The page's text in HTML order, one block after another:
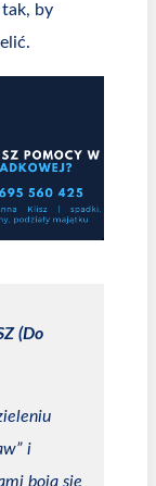
by
(Do
i
boją się